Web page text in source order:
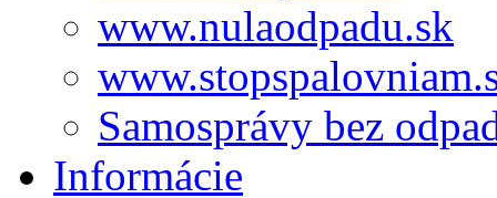
www.nulaodpadu.sk
Samosprávy bez
Informácie